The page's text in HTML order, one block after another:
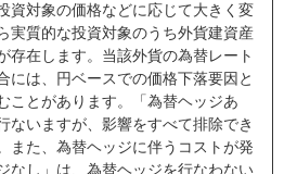
資対象の価格などに応じて大きく変
実質的な投資対象のうち外貨建資産
存在します。当該外貨の為替レート
には、円ベースでの価格下落要因と
ことがあります。「為替ヘッジあ
ないますが、影響をすべて排除でき
また、為替ヘッジに伴うコストが発
なし」は、為替ヘッジを行なわない